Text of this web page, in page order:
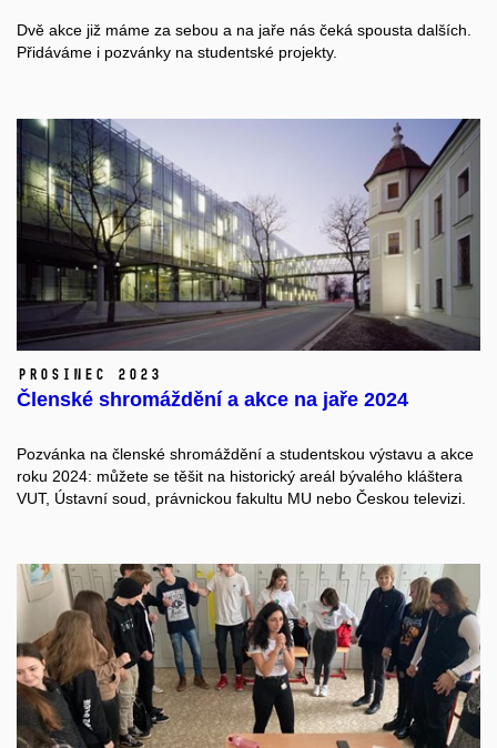
Dvě akce již máme za sebou a na jaře nás čeká spousta dalších.
Přidáváme i pozvánky na studentské projekty.
prosinec 2023
Členské shromáždění a akce na jaře 2024
Pozvánka na členské shromáždění a studentskou výstavu a akce
roku 2024: můžete se těšit na historický areál bývalého kláštera
VUT, Ústavní soud, právnickou fakultu MU nebo Českou televizi.